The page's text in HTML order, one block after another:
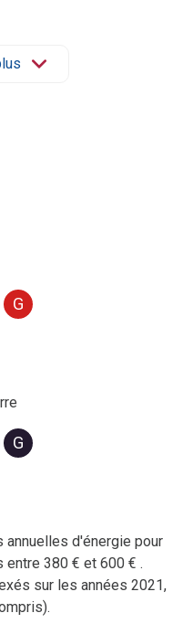
dégagement
ou pour organiser une
G
G
d'énergie pour
entre 380 € et 600 € .
sur les années 2021,